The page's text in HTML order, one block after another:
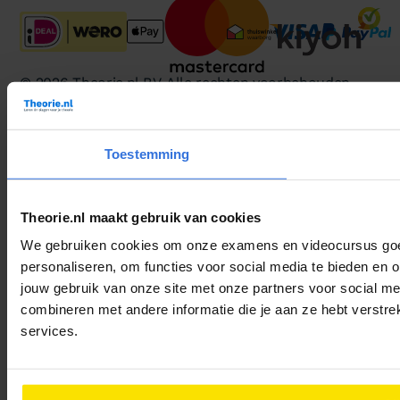
Toestemming
Theorie.nl maakt gebruik van cookies
We gebruiken cookies om onze examens en videocursus
personaliseren, om functies voor social media te bieden en
jouw gebruik van onze site met onze partners voor social
combineren met andere informatie die je aan ze hebt
services.
© 2026 Theorie.nl B.V. Alle rechten voorbehouden.
Voorwaarden